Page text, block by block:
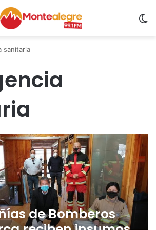
sanitaria
de Bomberos